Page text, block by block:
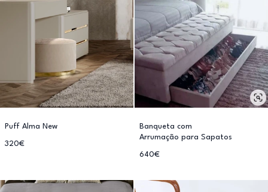
Puff Alma New
320€
Banqueta com
Arrumação para Sapatos
640€